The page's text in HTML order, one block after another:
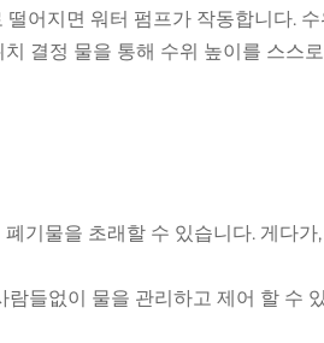
어지면 워터 펌프가 작동합니다.
결정 물을 통해 수위 높이를 스스
기물을 초래할 수 있습니다. 게다
들없이 물을 관리하고 제어 할 수